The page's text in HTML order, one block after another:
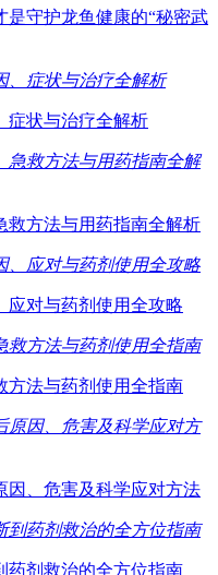
守护龙鱼健康的“秘密武
症状与治疗全解析
救方法与用药指南全解析
应对与药剂使用全攻略
方法与药剂使用全指南
因、危害及科学应对方法
药剂救治的全方位指南